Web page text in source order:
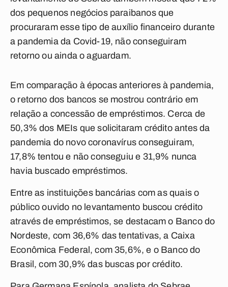
dos pequenos negócios paraibanos que
procuraram esse tipo de auxílio financeiro durante
a pandemia da Covid-19, não conseguiram
retorno ou ainda o aguardam.
Em comparação à épocas anteriores à pandemia,
o retorno dos bancos se mostrou contrário em
relação a concessão de empréstimos. Cerca de
50,3% dos MEIs que solicitaram crédito antes da
pandemia do novo coronavírus conseguiram,
17,8% tentou e não conseguiu e 31,9% nunca
havia buscado empréstimos.
Entre as instituições bancárias com as quais o
público ouvido no levantamento buscou crédito
através de empréstimos, se destacam o Banco do
Nordeste, com 36,6% das tentativas, a Caixa
Econômica Federal, com 35,6%, e o Banco do
Brasil, com 30,9% das buscas por crédito.